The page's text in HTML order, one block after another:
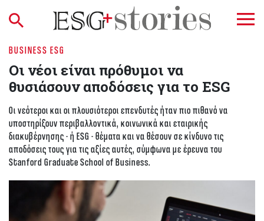
BUSINESS ESG
Οι νέοι είναι πρόθυμοι να
θυσιάσουν αποδόσεις για τo ESG
Οι νεότεροι και οι πλουσιότεροι επενδυτές ήταν πιο πιθανό να
υποστηρίξουν περιβαλλοντικά, κοινωνικά και εταιρικής
διακυβέρνησης - ή ESG - θέματα και να θέσουν σε κίνδυνο τις
αποδόσεις τους για τις αξίες αυτές, σύμφωνα με έρευνα του
Stanford Graduate School of Business.